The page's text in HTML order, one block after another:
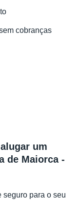
cobranças
um
de Maiorca -
seguro para o seu